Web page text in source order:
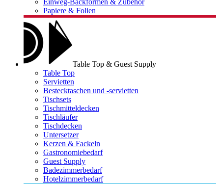
Einweg-Backformen & Zubehör
Papiere & Folien
Table Top & Guest Supply
Table Top
Servietten
Bestecktaschen und -servietten
Tischsets
Tischmitteldecken
Tischläufer
Tischdecken
Untersetzer
Kerzen & Fackeln
Gastronomiebedarf
Guest Supply
Badezimmerbedarf
Hotelzimmerbedarf